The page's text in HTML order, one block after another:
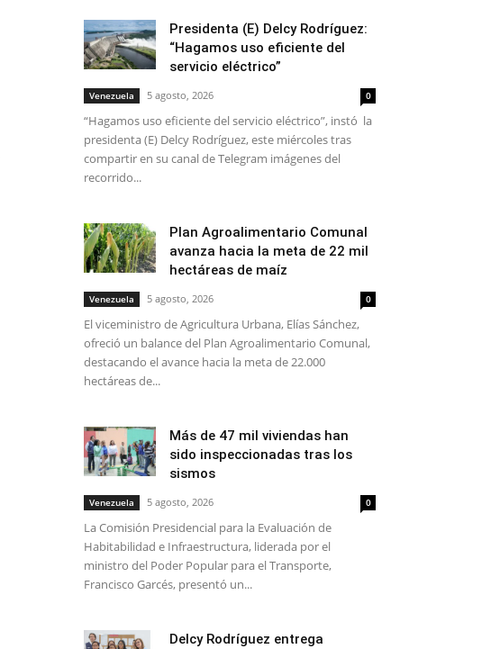
Presidenta (E) Delcy Rodríguez:
“Hagamos uso eficiente del
servicio eléctrico”
Venezuela 5 agosto, 2026 0
“Hagamos uso eficiente del servicio eléctrico”, instó la
presidenta (E) Delcy Rodríguez, este miércoles tras
compartir en su canal de Telegram imágenes del
recorrido...
Plan Agroalimentario Comunal
avanza hacia la meta de 22 mil
hectáreas de maíz
Venezuela 5 agosto, 2026 0
El viceministro de Agricultura Urbana, Elías Sánchez,
ofreció un balance del Plan Agroalimentario Comunal,
destacando el avance hacia la meta de 22.000
hectáreas de...
Más de 47 mil viviendas han
sido inspeccionadas tras los
sismos
Venezuela 5 agosto, 2026 0
La Comisión Presidencial para la Evaluación de
Habitabilidad e Infraestructura, liderada por el
ministro del Poder Popular para el Transporte,
Francisco Garcés, presentó un...
Delcy Rodríguez entrega